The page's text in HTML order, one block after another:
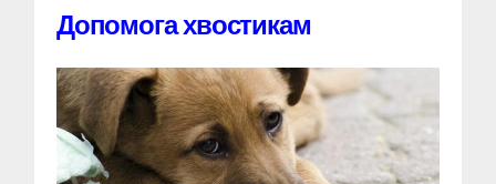
Допомога хвостикам